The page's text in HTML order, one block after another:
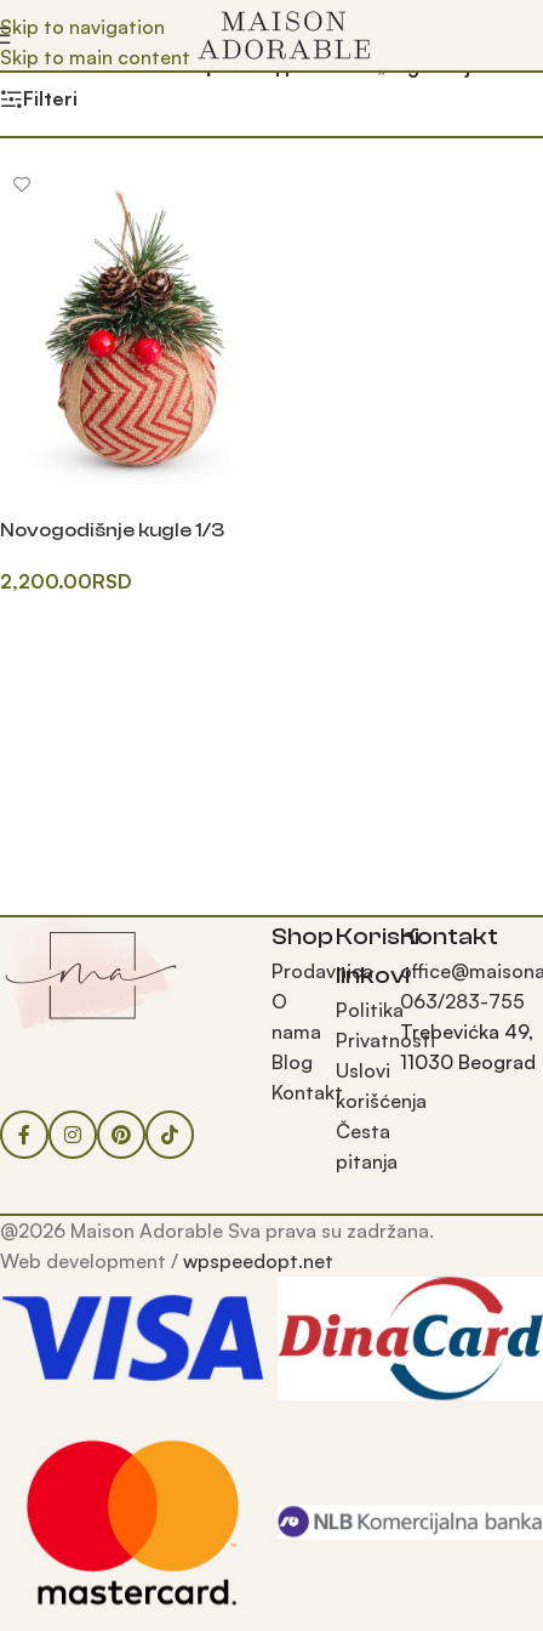
Skip to navigation
Skip to main content
Почетна/Prodavnica/Производ oзначен „kugla za jelku“
Filteri
Novogodišnje kugle 1/3
2,200.00RSD
Shop
Prodavnica
O
nama
Blog
Kontakt
Korisni
linkovi
Politika
Privatnosti
Uslovi
korišćenja
Česta
pitanja
Kontakt
063/283-755
Trebevićka 49,
11030 Beograd
@2026 Maison Adorable Sva prava su zadržana.
Web development / wpspeedopt.net